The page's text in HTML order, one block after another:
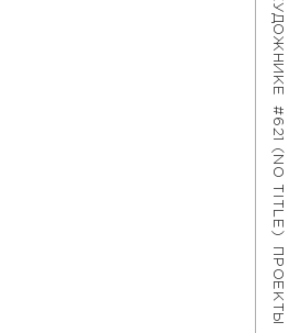
О ХУДОЖНИКЕ
#621 (NO TITLE)
ПРОЕКТЫ